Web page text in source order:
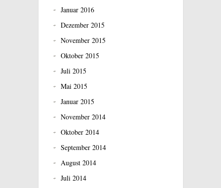
Januar 2016
Dezember 2015
November 2015
Oktober 2015
Juli 2015
Mai 2015
Januar 2015
November 2014
Oktober 2014
September 2014
August 2014
Juli 2014